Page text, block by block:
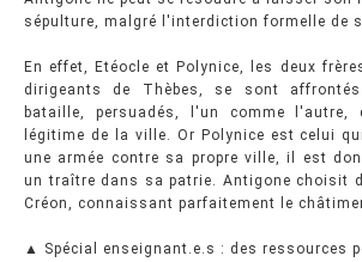
sépulture, malgré l'interdiction formelle de
En effet, Etéocle et Polynice, les deux
dirigeants de Thèbes, se sont
bataille, persuadés, l'un comme l'autre,
légitime de la ville. Or Polynice est celui
une armée contre sa propre ville, il est
un traître dans sa patrie. Antigone choisit
Créon, connaissant parfaitement le
▲ Spécial enseignant.e.s : des ressources